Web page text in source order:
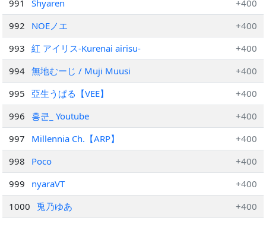
991
Shyaren
+400
992
NOEノエ
+400
993
紅 アイリス-Kurenai airisu-
+400
994 無地むーじ / Muji Muusi
+400
995
亞生うぱる【VEE】
+400
996
홍쿤_ Youtube
+400
997
Millennia Ch.【ARP】
+400
998
Poco
+400
999
nyaraVT
+400
1000
兎乃ゆあ +400